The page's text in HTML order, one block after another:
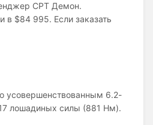
СРТ Демон.
в $84 995. Если заказать
усовершенствованным 6.2-
лошадиных силы (881 Нм).